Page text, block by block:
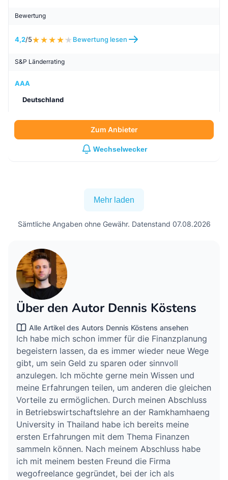
Bewertung
4,2/5 Bewertung lesen
S&P Länderrating
AAA
Deutschland
Zum Anbieter
Wechselwecker
Mehr laden
Sämtliche Angaben ohne Gewähr. Datenstand 07.08.2026
Über den Autor Dennis Köstens
Alle Artikel des Autors Dennis Köstens ansehen
Ich habe mich schon immer für die Finanzplanung
begeistern lassen, da es immer wieder neue Wege
gibt, um sein Geld zu sparen oder sinnvoll
anzulegen. Ich möchte gerne mein Wissen und
meine Erfahrungen teilen, um anderen die gleichen
Vorteile zu ermöglichen. Durch meinen Abschluss
in Betriebswirtschaftslehre an der Ramkhamhaeng
University in Thailand habe ich bereits meine
ersten Erfahrungen mit dem Thema Finanzen
sammeln können. Nach meinem Abschluss habe
ich mit meinem besten Freund die Firma
wegofreelance gegründet, bei der ich als